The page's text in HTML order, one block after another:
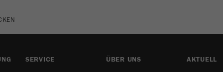
Zweck
Ebenfalls speichert dieses Cookie ab, ob die
aktuelle. Wenn keine Informationen zur Besucherquelle
SERVICE ÜBER UNS AKTUELL